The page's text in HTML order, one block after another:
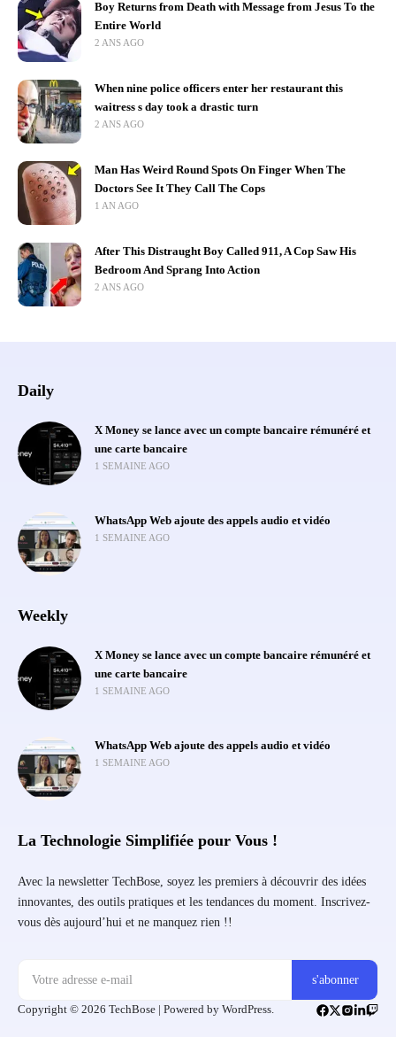
Boy Returns from Death with Message from Jesus To the
Entire World
2 ANS AGO
When nine police officers enter her restaurant this
waitress s day took a drastic turn
2 ANS AGO
Man Has Weird Round Spots On Finger When The
Doctors See It They Call The Cops
1 AN AGO
After This Distraught Boy Called 911, A Cop Saw His
Bedroom And Sprang Into Action
2 ANS AGO
Daily
X Money se lance avec un compte bancaire rémunéré et
une carte bancaire
1 SEMAINE AGO
WhatsApp Web ajoute des appels audio et vidéo
1 SEMAINE AGO
Weekly
X Money se lance avec un compte bancaire rémunéré et
une carte bancaire
1 SEMAINE AGO
WhatsApp Web ajoute des appels audio et vidéo
1 SEMAINE AGO
La Technologie Simplifiée pour Vous !
Avec la newsletter TechBose, soyez les premiers à découvrir des idées
innovantes, des outils pratiques et les tendances du moment. Inscrivez-
vous dès aujourd’hui et ne manquez rien !!
Copyright © 2026 TechBose | Powered by WordPress.